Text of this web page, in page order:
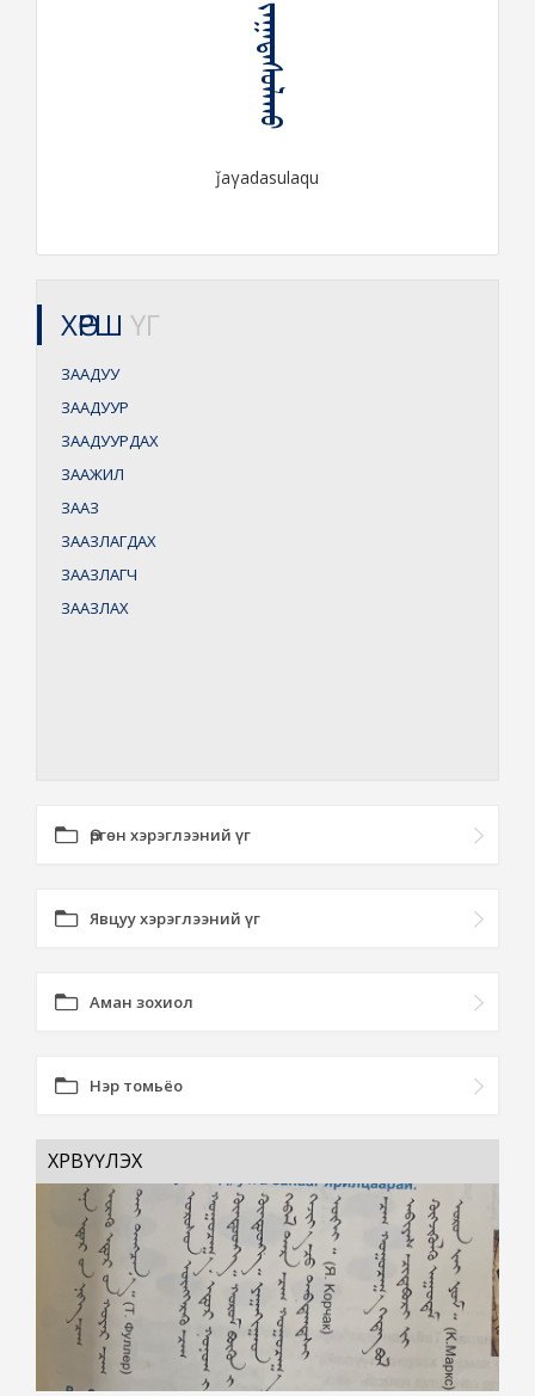
ᠵᠠᠭᠠᠳᠠᠰᠤᠯᠠᠬᠤ
ǰaγadasulaqu
ХӨРШ ҮГ
ЗААДУУ
ЗААДУУР
ЗААДУУРДАХ
ЗААЖИЛ
ЗААЗ
ЗААЗЛАГДАХ
ЗААЗЛАГЧ
ЗААЗЛАХ
Өргөн хэрэглээний үг
Явцуу хэрэглээний үг
Аман зохиол
Нэр томьёо
ХӨРВҮҮЛЭХ